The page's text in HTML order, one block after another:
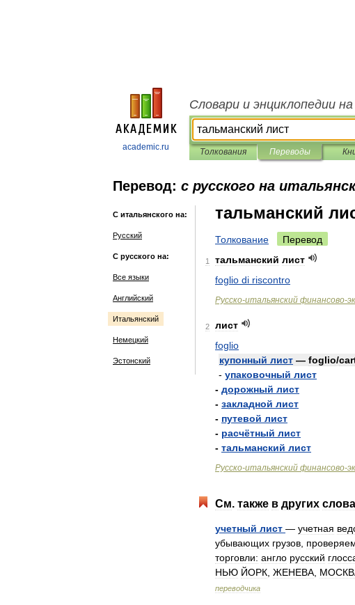
academic.ru
Словари и энциклопедии
Толкования Переводы
Перевод: с русского на
С итальянского на:
Русский
С русского на:
Все языки
Английский
Итальянский
Немецкий
Эстонский
тальманский
Толкование Перевод
1 тальманский лист
foglio di riscontro
Русско-итальянский финансово-
2
лист
foglio
купонный лист — foglio/
- упаковочный лист
- дорожный лист
- закладной лист
- путевой лист
- расчётный лист
- тальманский лист
Русско-итальянский финансово-
См. также в других
учетный лист — учетная
убывающих грузов
торговли: англо русский
НЬЮ ЙОРК ЖЕНЕВА
переводчика